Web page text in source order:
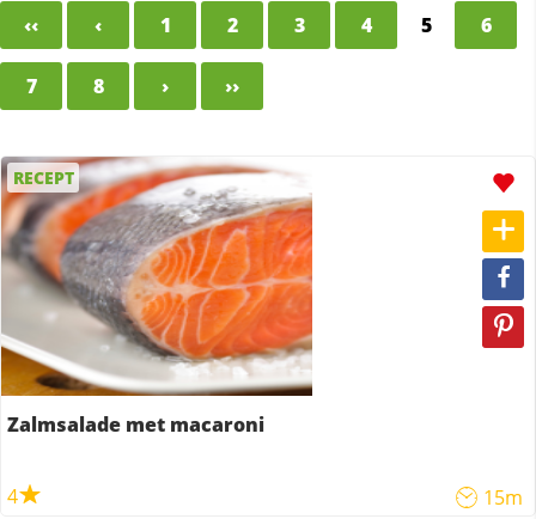
‹‹ ‹ 1 2 3 4 5 6
7 8 › ››
RECEPT
Zalmsalade met macaroni
4 15m